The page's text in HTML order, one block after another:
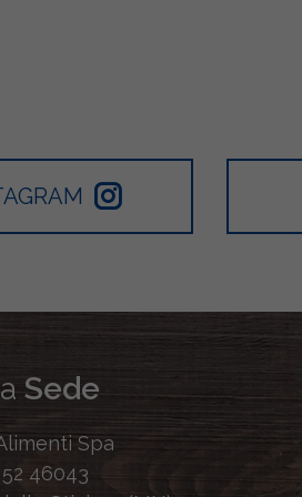
Sede
Spa
46043